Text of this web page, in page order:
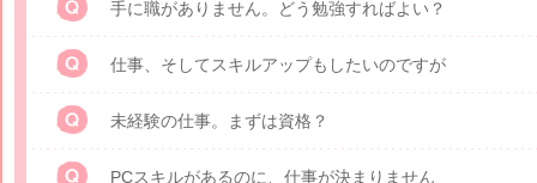
手に職がありません。どう勉強すればよい？
仕事、そしてスキルアップもしたいのですが
未経験の仕事。まずは資格？
PCスキルがあるのに、仕事が決まりません